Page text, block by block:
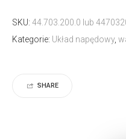
SKU: 44.703.200.0 lub
Kategorie: Układ napędowy,
SHARE